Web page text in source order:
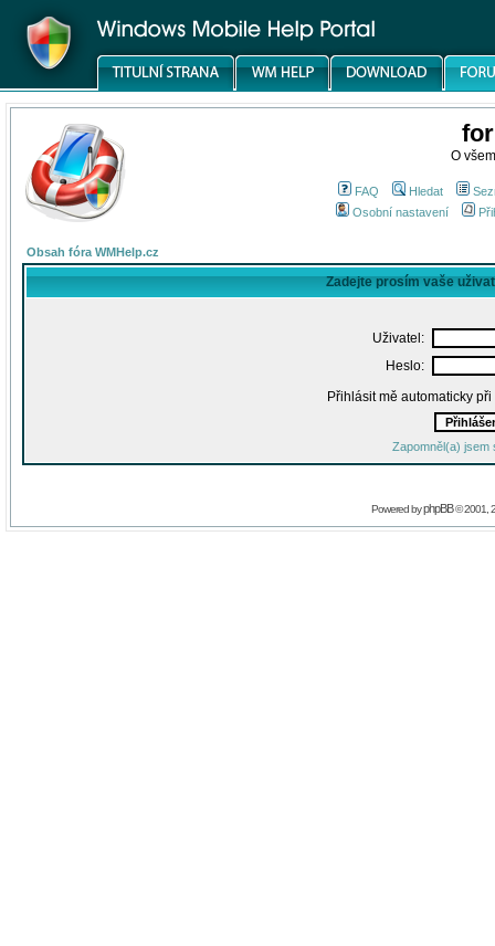
O
FAQ Hledat
Osobní nastavení
Obsah fóra WMHelp.cz
Zadejte prosím vaše
Uživatel:
Heslo:
Přihlásit mě automaticky
Zapomněl(a) jsem
Powered byphpBB© 2001,